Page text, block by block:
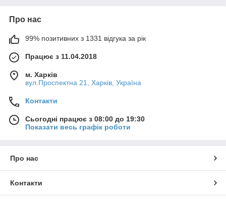
Про нас
99% позитивних з 1331 відгука за рік
Працює з 11.04.2018
м. Харків
вул.Проспектна 21, Харків, Україна
Контакти
Сьогодні працює з 08:00 до 19:30
Показати весь графік роботи
Про нас
Контакти